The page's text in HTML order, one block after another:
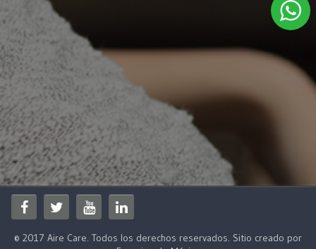
© 2017 Aire Care. Todos los derechos reservados. Sitio creado por